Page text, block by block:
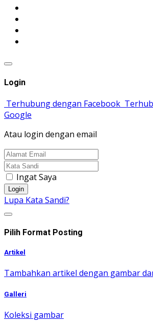
Login
Terhubung dengan Facebook
Google
Atau login dengan email
Ingat Saya
Login
Lupa Kata Sandi?
Pilih Format Posting
Artikel
Tambahkan artikel dengan gambar
Galleri
Koleksi gambar